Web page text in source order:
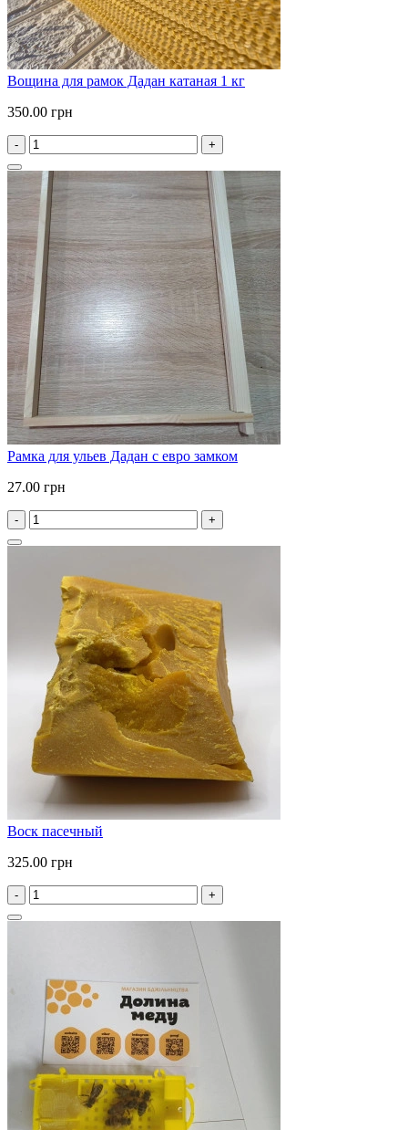
Вощина для рамок Дадан катаная 1 кг
350.00 грн
- +
Рамка для ульев Дадан с евро замком
27.00 грн
- +
Воск пасечный
325.00 грн
- +